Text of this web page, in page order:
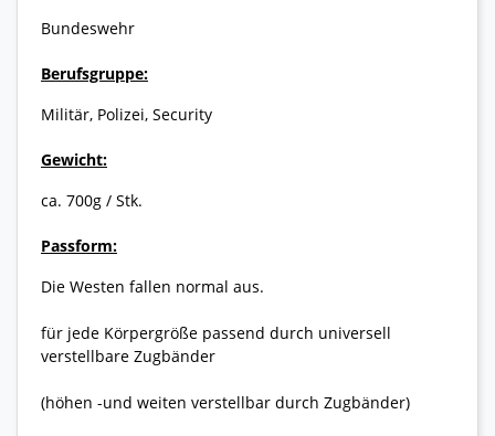
Bundeswehr
Berufsgruppe:
Militär, Polizei, Security
Gewicht:
ca. 700g / Stk.
Passform:
Die Westen fallen normal aus.
für jede Körpergröße passend durch universell
verstellbare Zugbänder
(höhen -und weiten verstellbar durch Zugbänder)